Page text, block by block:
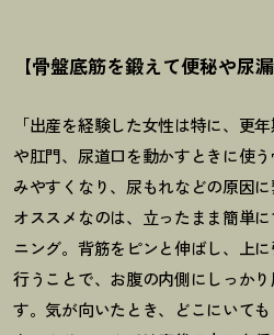
【骨盤底筋を鍛えて便秘や尿
「出産を経験した女性は特に、更
や肛門、尿道口を動かすときに使
みやすくなり、尿もれなどの原因
オススメなのは、立ったまま簡単
ニング。背筋をピンと伸ばし、上
行うことで、お腹の内側にしっか
す。気が向いたとき、どこにいて